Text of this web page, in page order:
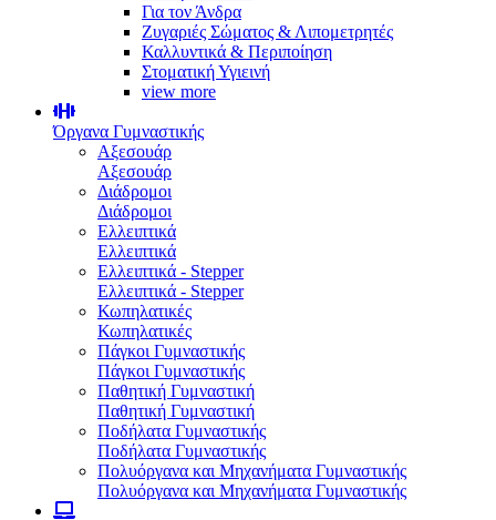
Για τον Άνδρα
Ζυγαριές Σώματος & Λιπομετρητές
Καλλυντικά & Περιποίηση
Στοματική Υγιεινή
view more
Όργανα Γυμναστικής
Αξεσουάρ
Αξεσουάρ
Διάδρομοι
Διάδρομοι
Ελλειπτικά
Ελλειπτικά
Ελλειπτικά - Stepper
Ελλειπτικά - Stepper
Κωπηλατικές
Κωπηλατικές
Πάγκοι Γυμναστικής
Πάγκοι Γυμναστικής
Παθητική Γυμναστική
Παθητική Γυμναστική
Ποδήλατα Γυμναστικής
Ποδήλατα Γυμναστικής
Πολυόργανα και Μηχανήματα Γυμναστικής
Πολυόργανα και Μηχανήματα Γυμναστικής